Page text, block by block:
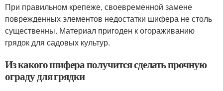
При правильном крепеже, своевременной замене
поврежденных элементов недостатки шифера не столь
существенны. Материал пригоден к огораживанию
грядок для садовых культур.
Из какого шифера получится сделать прочную
ограду для грядки